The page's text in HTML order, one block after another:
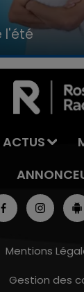
DE L'ÉTÉ
l'été
ACTUS
Mentions
Gestion des